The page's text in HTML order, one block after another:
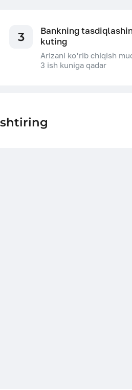
3
Bankning
kuting
Arizani ko‘rib chiqish
3 ish kuniga qadar